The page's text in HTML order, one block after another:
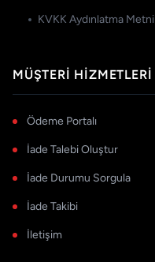
KVKK Aydınlatma Metni
MÜŞTERI HIZMETLERI
Ödeme Portalı
İade Talebi Oluştur
İade Durumu Sorgula
İade Takibi
İletişim